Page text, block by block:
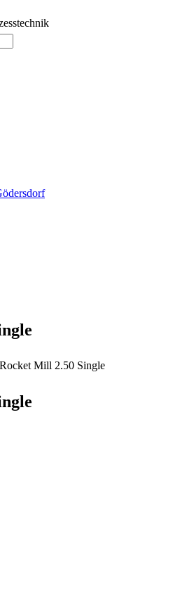
Rocket Mill 2.50 Single